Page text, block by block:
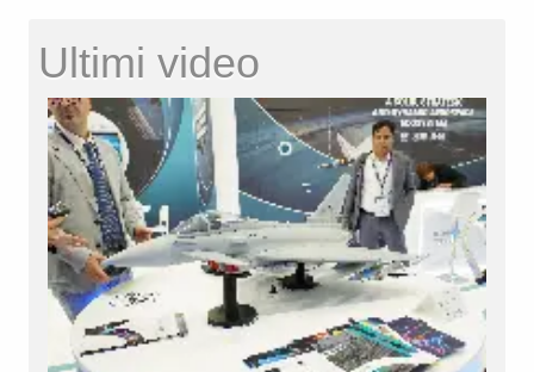
Ultimi video